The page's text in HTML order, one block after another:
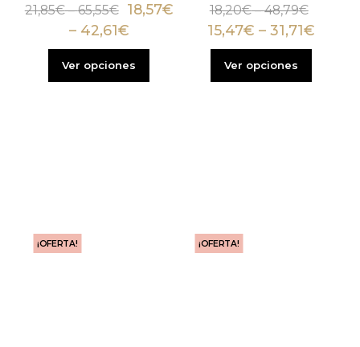
21,85€–65,55€ 18,57€
– 42,61€
Ver opciones
18,20€–48,79€
15,47€ – 31,71€
Ver opciones
¡OFERTA! ¡OFERTA!